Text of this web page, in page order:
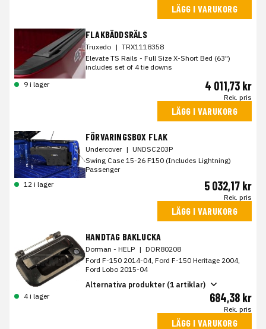
LÄGG I VARUKORG
FLAKBÄDDSRÄLS
Truxedo | TRX1118358
Elevate TS Rails - Full Size X-Short Bed (63")
includes set of 4 tie downs
9 i lager
4 011,73 kr
Rek. pris
LÄGG I VARUKORG
FÖRVARINGSBOX FLAK
Undercover | UNDSC203P
Swing Case 15-26 F150 (Includes Lightning)
Passenger
12 i lager
5 032,17 kr
Rek. pris
LÄGG I VARUKORG
HANDTAG BAKLUCKA
Dorman - HELP | DOR80208
Ford F-150 2014-04, Ford F-150 Heritage 2004,
Ford Lobo 2015-04
Alternativa produkter (1 artiklar)
4 i lager
684,38 kr
Rek. pris
LÄGG I VARUKORG